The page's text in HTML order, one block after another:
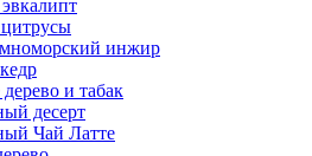
инжир
и табак
десерт
Чай Латте